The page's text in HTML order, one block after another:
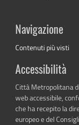
Navigazione
Contenuti più visti
Accessibilità
Città Metropolitana
web accessibile,
che ha recepito la
europeo e del